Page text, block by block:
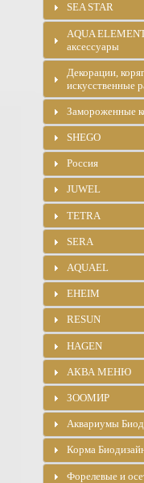
SEA STAR
AQUA
аксессуары
Декорации,
искусственные
Замороженные
SHEGO
Россия
JUWEL
TETRA
SERA
AQUAEL
EHEIM
RESUN
HAGEN
АКВА МЕНЮ
ЗООМИР
Аквариумы
Корма
Форелевые и